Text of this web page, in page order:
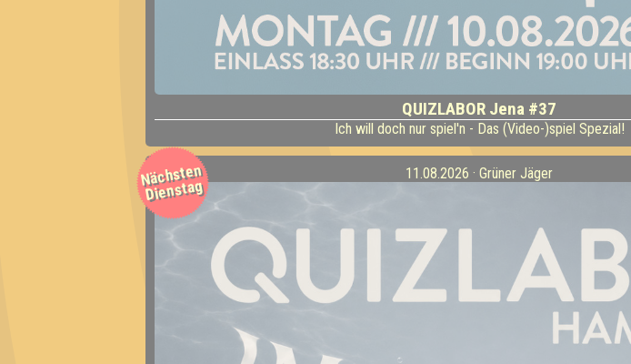
QUIZLABOR Jena #37
Ich will doch nur spiel'n - Das (Video-)spiel Spezial!
Nächsten
Dienstag
11.08.2026 · Grüner Jäger